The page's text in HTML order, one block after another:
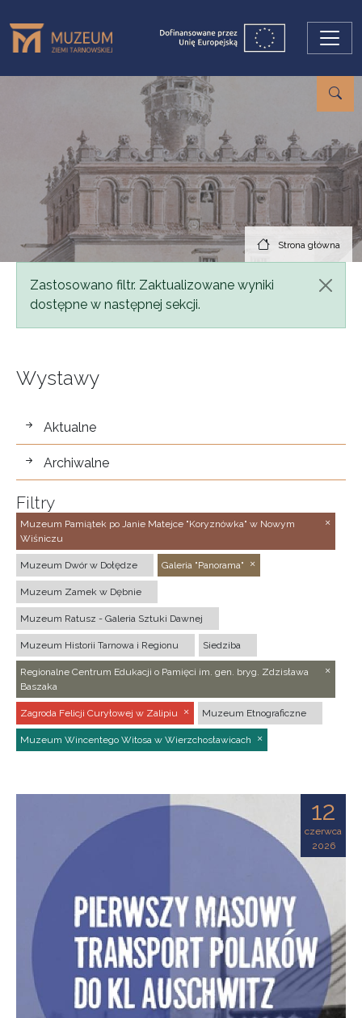
Strona główna
Komunikat
Zastosowano filtr. Zaktualizowane wyniki
dostępne w następnej sekcji.
Wystawy
wystawy
Aktualne
Archiwalne
Filtry
Muzeum Pamiątek po Janie Matejce "Koryznówka" w Nowym
Wiśniczu
Muzeum Dwór w Dołędze Galeria "Panorama"
Muzeum Zamek w Dębnie
Muzeum Ratusz - Galeria Sztuki Dawnej
Muzeum Historii Tarnowa i Regionu Siedziba
Regionalne Centrum Edukacji o Pamięci im. gen. bryg. Zdzisława
Baszaka
Zagroda Felicji Curyłowej w Zalipiu Muzeum Etnograficzne
Muzeum Wincentego Witosa w Wierzchosławicach
12
czerwca
2026